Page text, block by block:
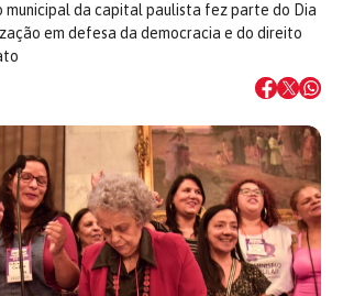
municipal da capital paulista fez parte do Dia
em defesa da democracia e do direito